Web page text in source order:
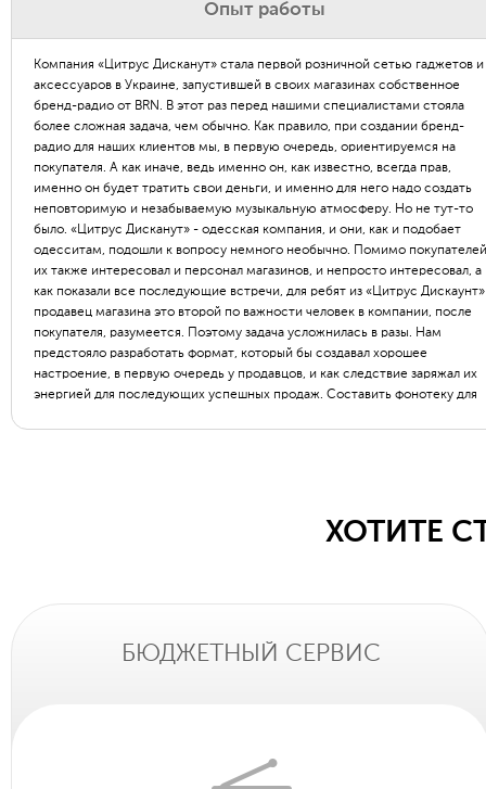
Опыт работы
Компания «Цитрус Дисканут» стала первой розничной сетью гаджетов и
аксессуаров в Украине, запустившей в своих магазинах собственное
бренд-радио от BRN. В этот раз перед нашими специалистами стояла
более сложная задача, чем обычно. Как правило, при создании бренд-
радио для наших клиентов мы, в первую очередь, ориентируемся на
покупателя. А как иначе, ведь именно он, как известно, всегда прав,
именно он будет тратить свои деньги, и именно для него надо создать
неповторимую и незабываемую музыкальную атмосферу. Но не тут-то
было. «Цитрус Дисканут» - одесская компания, и они, как и подобает
одесситам, подошли к вопросу немного необычно. Помимо
их также интересовал и персонал магазинов, и непросто интересовал, а
как показали все последующие встречи, для ребят из «Цитрус
продавец магазина это второй по важности человек в компании, после
покупателя, разумеется. Поэтому задача усложнилась в разы. Нам
предстояло разработать формат, который бы создавал хорошее
настроение, в первую очередь у продавцов, и как следствие заряжал их
энергией для последующих успешных продаж. Составить фонотеку для
аудитория будущей станции слушает бренд-радио 12 часов в сутки, то
есть весь рабочий день, то как же не надоесть одной и той же музыкой?
Радио» мы разработали уникальную систему музыкального
магазине не надоедает. В следующий раз когда зайдёте за новеньким
смартфоном в «Цитрус Дискаунт» послушайте заодно и «Цитрус Радио».
ХОТИТЕ
БЮДЖЕТНЫЙ СЕРВИС